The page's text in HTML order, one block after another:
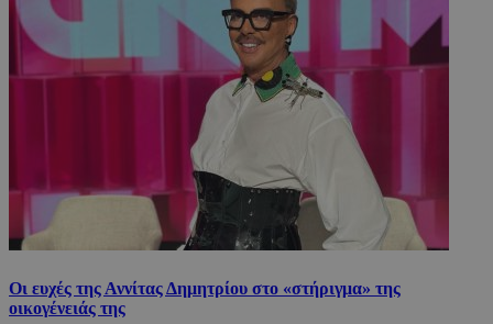
Οι ευχές της Αννίτας Δημητρίου στο «στήριγμα» της
οικογένειάς της